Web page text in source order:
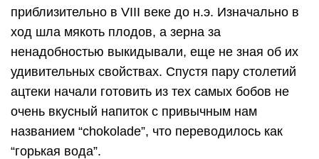
приблизительно в VIII веке до н.э. Изначально в
ход шла мякоть плодов, а зерна за
ненадобностью выкидывали, еще не зная об их
удивительных свойствах. Спустя пару столетий
ацтеки начали готовить из тех самых бобов не
очень вкусный напиток с привычным нам
названием “chokolade”, что переводилось как
“горькая вода”.